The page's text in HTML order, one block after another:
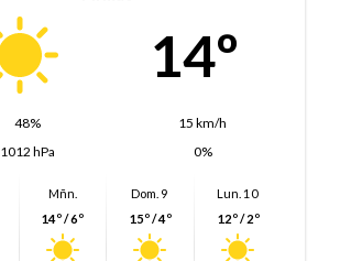
14º
48%
15 km/h
1012 hPa
0%
Mñn.
14º / 6º
Dom. 9
15º / 4º
Lun. 10
12º / 2º